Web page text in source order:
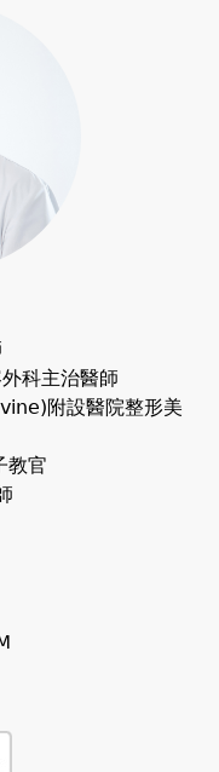
科主治醫師
附設醫院整形美
教官